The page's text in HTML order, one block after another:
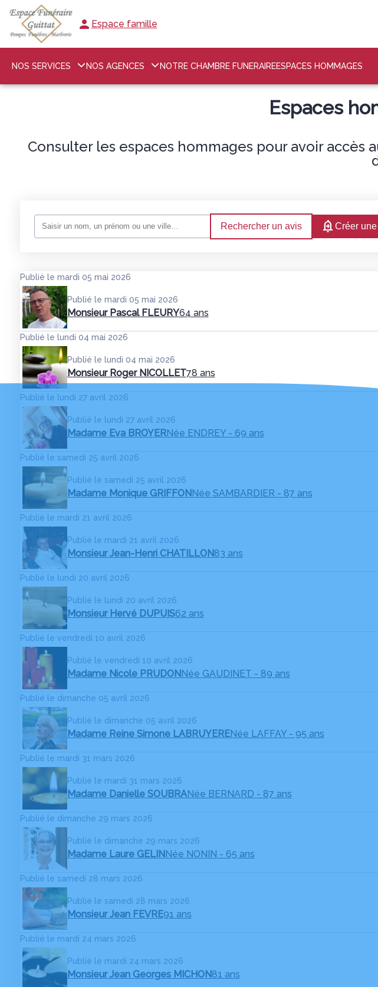
Espace famille
NOS SERVICES NOS AGENCES NOTRE CHAMBRE FUNERAIREESPACES HOMMAGES
Espaces
Consulter les espaces hommages pour avoir
Rechercher un avis Créer
Publié le mardi 05 mai 2026
Publié le mardi 05 mai 2026
Monsieur Pascal FLEURY64 ans
Publié le lundi 04 mai 2026
Publié le lundi 04 mai 2026
Monsieur Roger NICOLLET78 ans
Publié le lundi 27 avril 2026
Publié le lundi 27 avril 2026
Madame Eva BROYERNée ENDREY - 69 ans
Publié le samedi 25 avril 2026
Publié le samedi 25 avril 2026
Madame Monique GRIFFON Née SAMBARDIER - 87 ans
Publié le mardi 21 avril 2026
Publié le mardi 21 avril 2026
Monsieur Jean-Henri CHATILLON83 ans
Publié le lundi 20 avril 2026
Publié le lundi 20 avril 2026
Monsieur Hervé DUPUIS62 ans
Publié le vendredi 10 avril 2026
Publié le vendredi 10 avril 2026
Madame Nicole PRUDON Née GAUDINET - 89 ans
Publié le dimanche 05 avril 2026
Publié le dimanche 05 avril 2026
Madame Reine Simone LABRUYERENée LAFFAY - 95 ans
Publié le mardi 31 mars 2026
Publié le mardi 31 mars 2026
Madame Danielle SOUBRANée BERNARD - 87 ans
Publié le dimanche 29 mars 2026
Publié le dimanche 29 mars 2026
Madame Laure GELIN Née NONIN - 65 ans
Publié le samedi 28 mars 2026
Publié le samedi 28 mars 2026
Monsieur Jean FEVRE91 ans
Publié le mardi 24 mars 2026
Publié le mardi 24 mars 2026
Monsieur Jean Georges MICHON81 ans